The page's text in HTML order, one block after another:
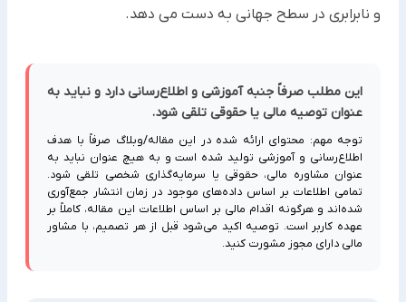
و نابرابری در سطح جهانی به دست می دهد.
این مطلب صرفاً جنبه آموزشی و اطلاع‌رسانی دارد و نباید به
عنوان توصیه مالی یا حقوقی تلقی شود.
توجه مهم: محتوای ارائه شده در این مقاله/وبلاگ صرفاً با هدف
اطلاع‌رسانی و آموزشی تولید شده است و به هیچ عنوان نباید به
عنوان مشاوره مالی، حقوقی یا سرمایه‌گذاری شخصی تلقی شود.
تمامی اطلاعات بر اساس داده‌های موجود در زمان انتشار جمع‌آوری
شده‌اند و هرگونه اقدام مالی بر اساس اطلاعات این مقاله، کاملاً بر
عهده کاربر است. توصیه اکید می‌شود قبل از هر تصمیم، با مشاور
مالی دارای مجوز مشورت کنید.